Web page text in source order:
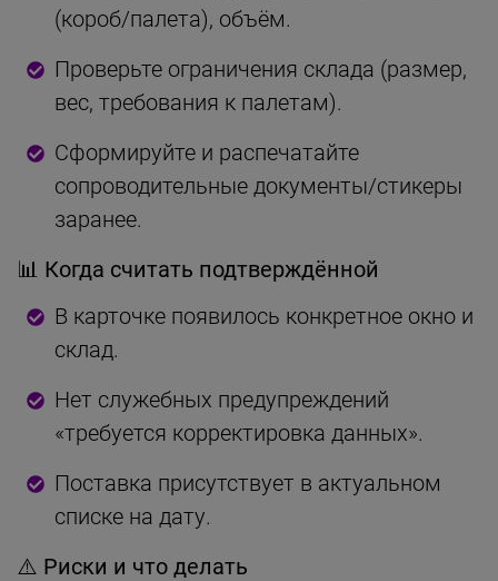
(короб/палета), объём.
Проверьте ограничения склада (размер,
вес, требования к палетам).
Сформируйте и распечатайте
сопроводительные документы/стикеры
заранее.
📊 Когда считать подтверждённой
В карточке появилось конкретное окно и
склад.
Нет служебных предупреждений
«требуется корректировка данных».
Поставка присутствует в актуальном
списке на дату.
⚠️ Риски и что делать